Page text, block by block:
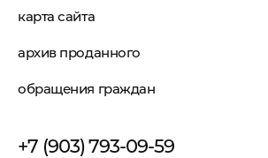
карта сайта
архив проданного
обращения граждан
+7 (903) 793-09-59